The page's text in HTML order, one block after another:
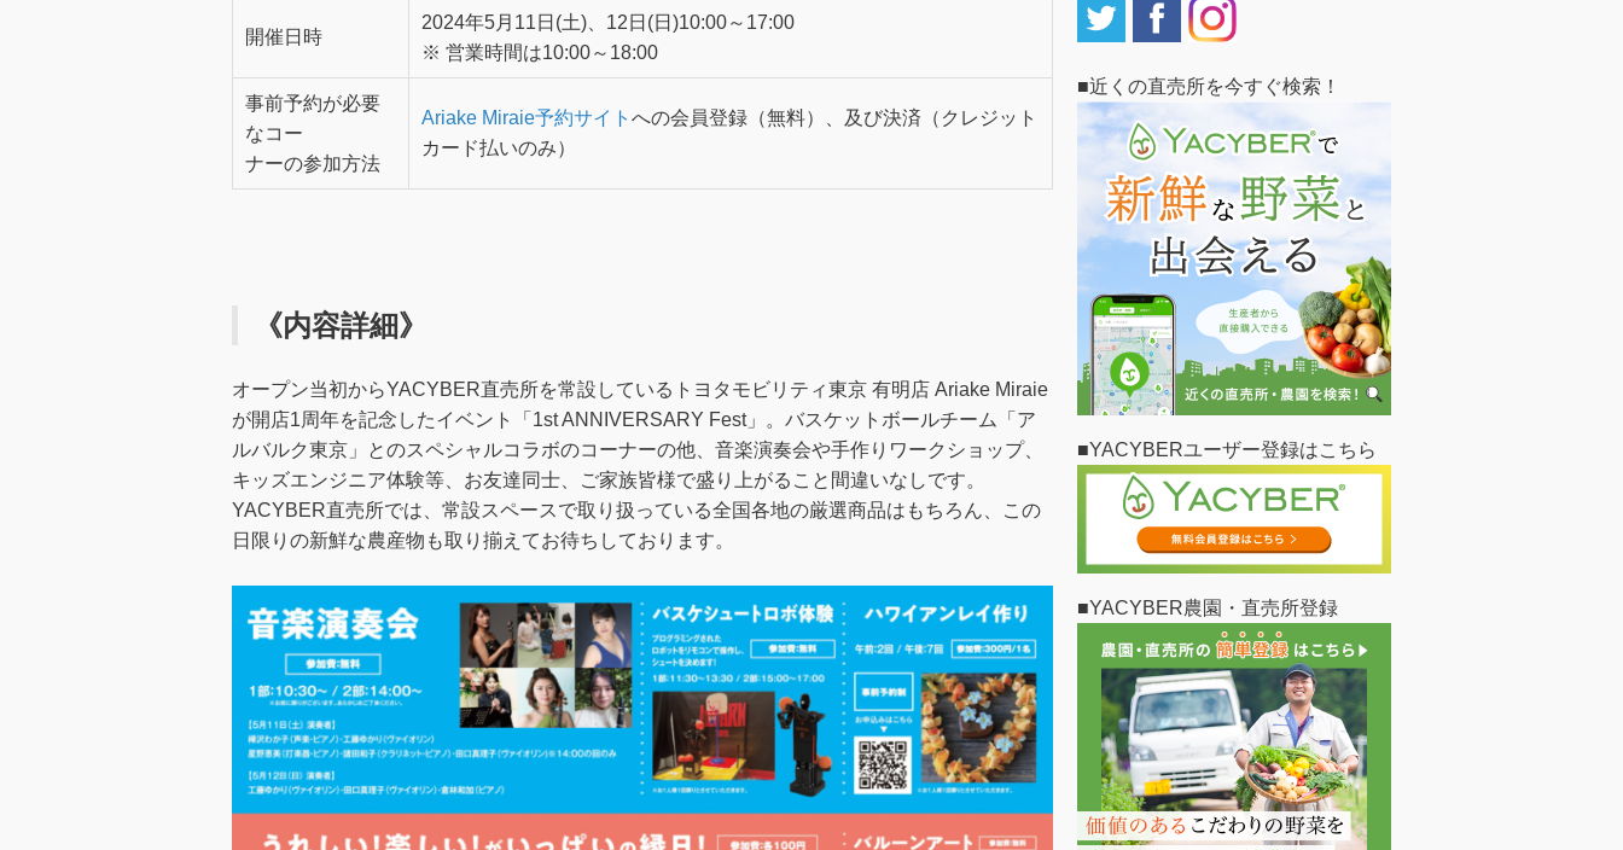
開催日時
2024年5月11日(土)、12日(日)10:00～17:00
※ 営業時間は10:00～18:00
事前予約が必要
なコー
ナーの参加方法
Ariake Miraie予約サイト への会員登録（無料）、及び決済（クレジット
カード払いのみ）
《内容詳細》
オープン当初からYACYBER直売所を常設しているトヨタモビリティ東京 有明店 Ariake Miraie
が開店1周年を記念したイベント「1st ANNIVERSARY Fest」。バスケットボールチーム「ア
ルバルク東京」とのスペシャルコラボのコーナーの他、音楽演奏会や手作りワークショップ、
キッズエンジニア体験等、お友達同士、ご家族皆様で盛り上がること間違いなしです。
YACYBER直売所では、常設スペースで取り扱っている全国各地の厳選商品はもちろん、この
日限りの新鮮な農産物も取り揃えてお待ちしております。
■近くの直売所を今すぐ検索！
■YACYBERユーザー登録はこちら
■YACYBER農園・直売所登録